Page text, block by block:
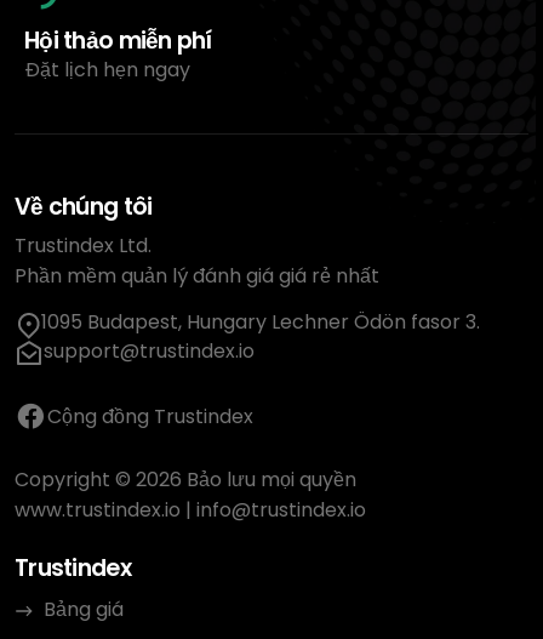
Hội thảo miễn phí
Đặt lịch hẹn ngay
Về chúng tôi
Trustindex Ltd.
Phần mềm quản lý đánh giá giá rẻ nhất
1095 Budapest, Hungary Lechner Ödön fasor 3.
support@trustindex.io
Cộng đồng Trustindex
Copyright © 2026 Bảo lưu mọi quyền
www.trustindex.io | info@trustindex.io
Trustindex
Bảng giá